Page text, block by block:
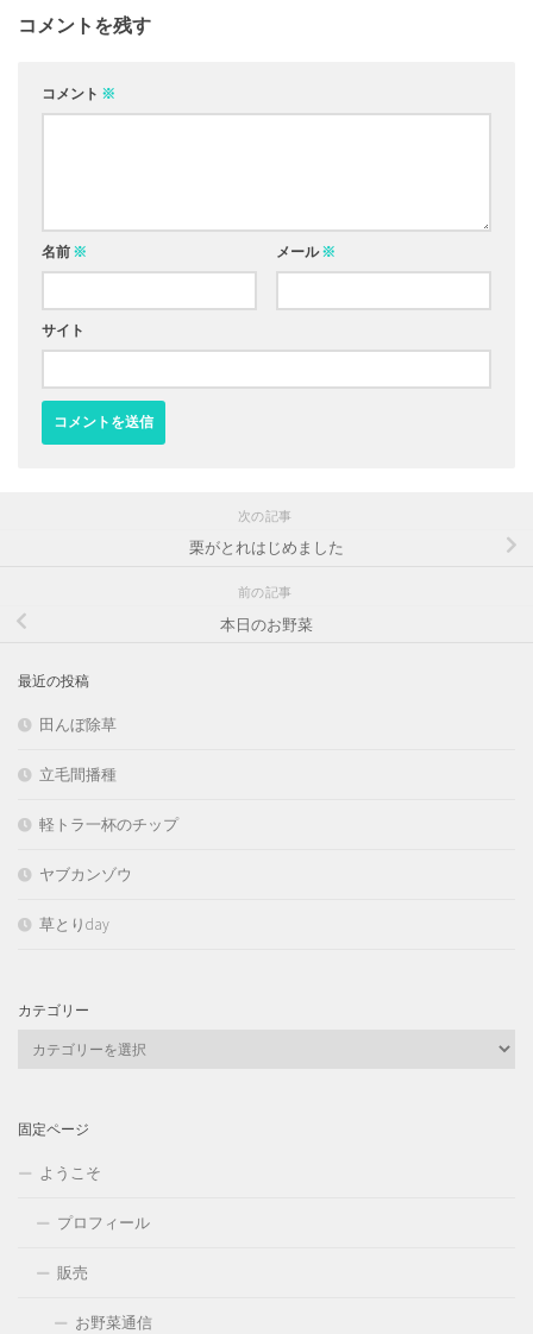
コメントを残す
コメント ※
名前 ※ メール※
サイト
次の記事
栗がとれはじめました
前の記事
本日のお野菜
最近の投稿
田んぼ除草
立毛間播種
軽トラ一杯のチップ
ヤブカンゾウ
草とりday
カテゴリー
ー
固定ページ
ようこそ
プロフィール
販売
お野菜通信